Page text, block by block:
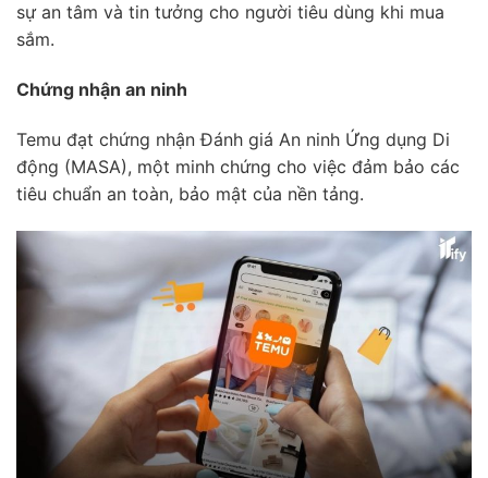
sự an tâm và tin tưởng cho người tiêu dùng khi mua
sắm.
Chứng nhận an ninh
Temu đạt chứng nhận Đánh giá An ninh Ứng dụng Di
động (MASA), một minh chứng cho việc đảm bảo các
tiêu chuẩn an toàn, bảo mật của nền tảng.